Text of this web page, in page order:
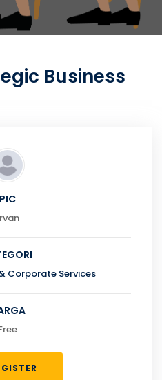
Business
PIC
Corporate Services